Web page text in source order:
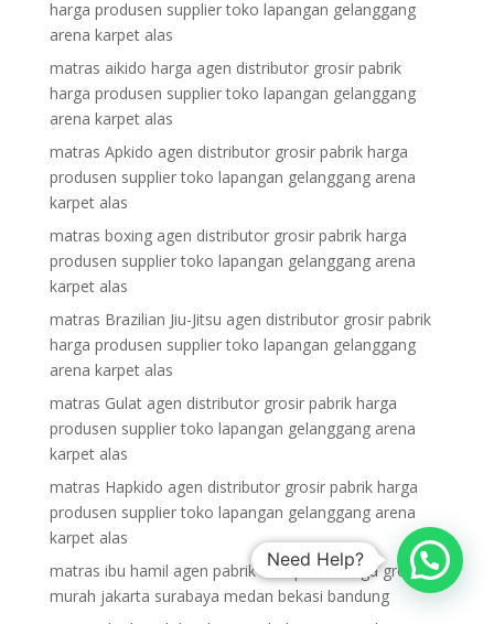
harga produsen supplier toko lapangan gelanggang
arena karpet alas
matras aikido harga agen distributor grosir pabrik
harga produsen supplier toko lapangan gelanggang
arena karpet alas
matras Apkido agen distributor grosir pabrik harga
produsen supplier toko lapangan gelanggang arena
karpet alas
matras boxing agen distributor grosir pabrik harga
produsen supplier toko lapangan gelanggang arena
karpet alas
matras Brazilian Jiu-Jitsu agen distributor grosir pabrik
harga produsen supplier toko lapangan gelanggang
arena karpet alas
matras Gulat agen distributor grosir pabrik harga
produsen supplier toko lapangan gelanggang arena
karpet alas
matras Hapkido agen distributor grosir pabrik harga
produsen supplier toko lapangan gelanggang arena
karpet alas
matras ibu hamil agen pabrik & importir harga grosir
murah jakarta surabaya medan bekasi bandung
Need Help?